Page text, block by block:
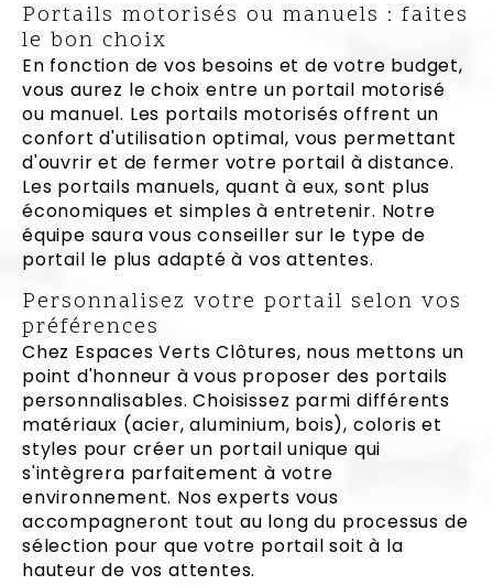
Portails motorisés ou manuels : faites
le bon choix
En fonction de vos besoins et de votre budget,
vous aurez le choix entre un portail motorisé
ou manuel. Les portails motorisés offrent un
confort d'utilisation optimal, vous permettant
d'ouvrir et de fermer votre portail à distance.
Les portails manuels, quant à eux, sont plus
économiques et simples à entretenir. Notre
équipe saura vous conseiller sur le type de
portail le plus adapté à vos attentes.
Personnalisez votre portail selon vos
préférences
Chez Espaces Verts Clôtures, nous mettons un
point d'honneur à vous proposer des portails
personnalisables. Choisissez parmi différents
matériaux (acier, aluminium, bois), coloris et
styles pour créer un portail unique qui
s'intègrera parfaitement à votre
environnement. Nos experts vous
accompagneront tout au long du processus de
sélection pour que votre portail soit à la
hauteur de vos attentes.